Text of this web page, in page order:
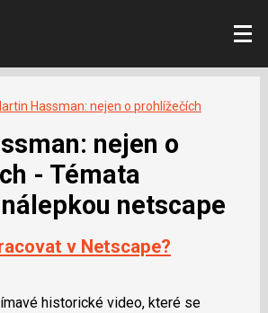
Hassman: nejen o prohlížečích
nejen o
- Témata
netscape
v Netscape?
historické video, které se